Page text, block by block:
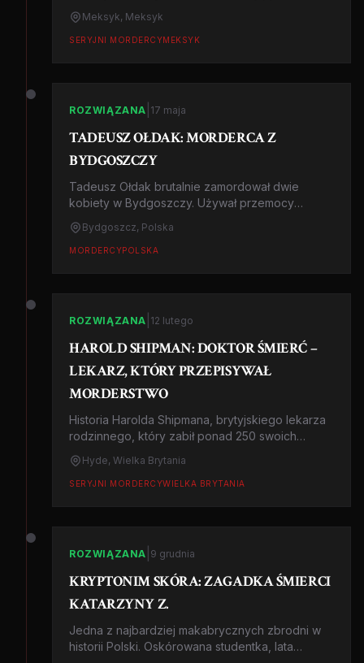
Mataviejitas - Zabójczyni Staruszek. Skazana na
759 lat.
Meksyk, Meksyk
SERYJNI MORDERCYMEKSYK
ROZWIĄZANA 17 maja
TADEUSZ OŁDAK: MORDERCA Z
BYDGOSZCZY
Tadeusz Ołdak brutalnie zamordował dwie
kobiety w Bydgoszczy. Używał przemocy
seksualnej i narzędzi tortur. Skazany na
dożywocie.
Bydgoszcz, Polska
MORDERCYPOLSKA
ROZWIĄZANA 12 lutego
HAROLD SHIPMAN: DOKTOR ŚMIERĆ –
LEKARZ, KTÓRY PRZEPISYWAŁ
MORDERSTWO
Historia Harolda Shipmana, brytyjskiego lekarza
rodzinnego, który zabił ponad 250 swoich
pacjentów. Zamiast leczyć, przynosił śmierć w
strzykawce z diamorfiną. Poznaj kulisy jednej z
największych serii morderstw w historii
Hyde, Wielka Brytania
SERYJNI MORDERCYWIELKA BRYTANIA
ROZWIĄZANA 9 grudnia
KRYPTONIM SKÓRA: ZAGADKA ŚMIERCI
KATARZYNY Z.
Jedna z najbardziej makabrycznych zbrodni w
historii Polski. Oskórowana studentka, lata